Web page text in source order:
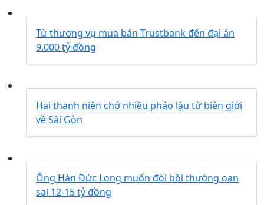
Từ thương vụ mua bán Trustbank đến đại án
9.000 tỷ đồng
Hai thanh niên chở nhiều pháo lậu từ biên giới
về Sài Gòn
Ông Hàn Đức Long muốn đòi bồi thường oan
sai 12-15 tỷ đồng